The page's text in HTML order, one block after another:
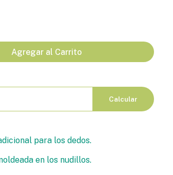
Agregar al Carrito
Calcular
para los dedos.
en los nudillos.